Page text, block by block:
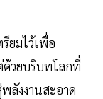
ยมไว้เพื่อ
ด้วยบริบทโลกที่
ลังงานสะอาด